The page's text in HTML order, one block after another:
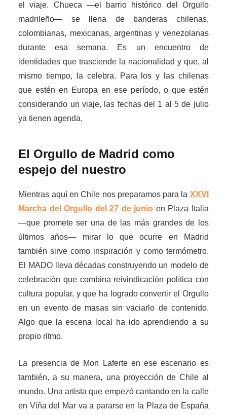
el viaje. Chueca —el barrio histórico del Orgullo
madrileño— se llena de banderas chilenas,
colombianas, mexicanas, argentinas y venezolanas
durante esa semana. Es un encuentro de
identidades que trasciende la nacionalidad y que, al
mismo tiempo, la celebra. Para los y las chilenas
que estén en Europa en ese período, o que estén
considerando un viaje, las fechas del 1 al 5 de julio
ya tienen agenda.
El Orgullo de Madrid como
espejo del nuestro
Mientras aquí en Chile nos preparamos para la XXVI
Marcha del Orgullo del 27 de junio en Plaza Italia
—que promete ser una de las más grandes de los
últimos años— mirar lo que ocurre en Madrid
también sirve como inspiración y como termómetro.
El MADO lleva décadas construyendo un modelo de
celebración que combina reivindicación política con
cultura popular, y que ha logrado convertir el Orgullo
en un evento de masas sin vaciarlo de contenido.
Algo que la escena local ha ido aprendiendo a su
propio ritmo.
La presencia de Mon Laferte en ese escenario es
también, a su manera, una proyección de Chile al
mundo. Una artista que empezó cantando en la calle
en Viña del Mar va a pararse en la Plaza de España